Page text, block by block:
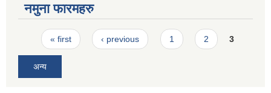
नमुना फारमहरु
Pages
« first ‹ previous 1 2 3
अन्य